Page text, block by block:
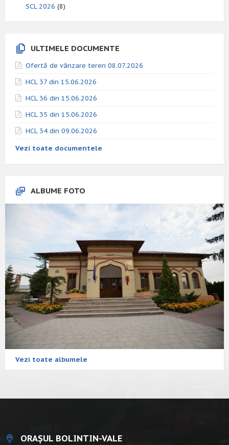
SCL 2026 (8)
ULTIMELE DOCUMENTE
Ofertă de vânzare teren 08.07.2026
HCL 37 din 15.06.2026
HCL 36 din 15.06.2026
HCL 35 din 15.06.2026
HCL 34 din 09.06.2026
Vezi toate documentele
ALBUME FOTO
Vezi toate albumele
ORAȘUL BOLINTIN-VALE